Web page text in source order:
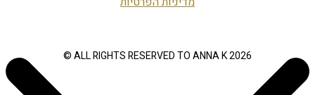
ALL RIGHTS RESERVED TO ANNA K 2026 ©